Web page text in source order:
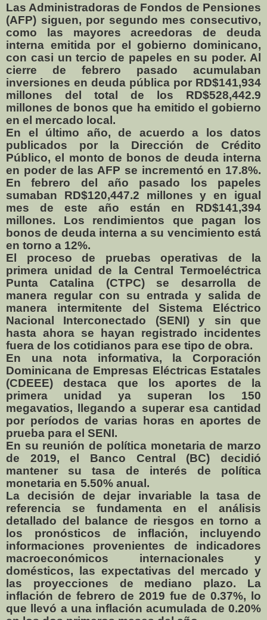
Las Administradoras de Fondos de Pensiones
(AFP) siguen, por segundo mes consecutivo,
como las mayores acreedoras de deuda
interna emitida por el gobierno dominicano,
con casi un tercio de papeles en su poder. Al
cierre de febrero pasado acumulaban
inversiones en deuda pública por RD$141,934
millones del total de los RD$528,442.9
millones de bonos que ha emitido el gobierno
en el mercado local.
En el último año, de acuerdo a los datos
publicados por la Dirección de Crédito
Público, el monto de bonos de deuda interna
en poder de las AFP se incrementó en 17.8%.
En febrero del año pasado los papeles
sumaban RD$120,447.2 millones y en igual
mes de este año están en RD$141,394
millones. Los rendimientos que pagan los
bonos de deuda interna a su vencimiento está
en torno a 12%.
El proceso de pruebas operativas de la
primera unidad de la Central Termoeléctrica
Punta Catalina (CTPC) se desarrolla de
manera regular con su entrada y salida de
manera intermitente del Sistema Eléctrico
Nacional Interconectado (SENI) y sin que
hasta ahora se hayan registrado incidentes
fuera de los cotidianos para ese tipo de obra.
En una nota informativa, la Corporación
Dominicana de Empresas Eléctricas Estatales
(CDEEE) destaca que los aportes de la
primera unidad ya superan los 150
megavatios, llegando a superar esa cantidad
por períodos de varias horas en aportes de
prueba para el SENI.
En su reunión de política monetaria de marzo
de 2019, el Banco Central (BC) decidió
mantener su tasa de interés de política
monetaria en 5.50% anual.
La decisión de dejar invariable la tasa de
referencia se fundamenta en el análisis
detallado del balance de riesgos en torno a
los pronósticos de inflación, incluyendo
informaciones provenientes de indicadores
macroeconómicos internacionales y
domésticos, las expectativas del mercado y
las proyecciones de mediano plazo. La
inflación de febrero de 2019 fue de 0.37%, lo
que llevó a una inflación acumulada de 0.20%